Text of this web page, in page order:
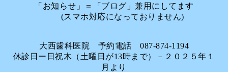
「お知らせ」＝「ブログ」兼用にしてます
(スマホ対応になっておりません)
大西歯科医院 予約電話 087-874-1194
休診日ー日祝木（土曜日が13時まで）－２０２５年１
月より